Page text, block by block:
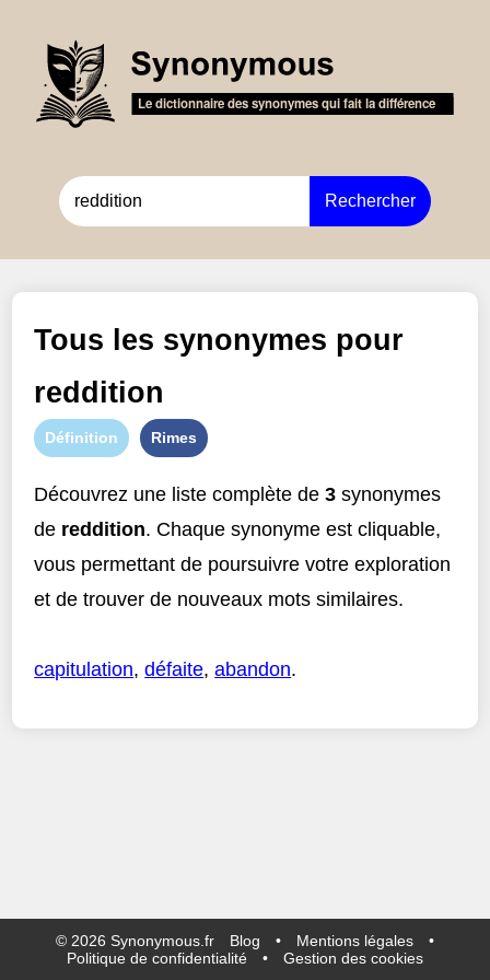
Rechercher
Tous les synonymes pour
reddition
Définition Rimes
Découvrez une liste complète de3 synonymes
de reddition. Chaque synonyme est cliquable,
vous permettant de poursuivre votre exploration
et de trouver de nouveaux mots similaires.
capitulation,défaite,abandon.
© 2026 Synonymous.fr Blog • Mentions légales
•
Politique de confidentialité
• Gestion des cookies